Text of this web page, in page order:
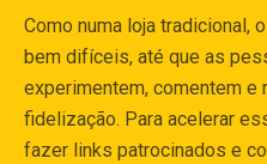
Como numa loja tradicional,
bem difíceis, até que as
experimentem, comentem e
fidelização. Para acelerar
fazer links patrocinados e